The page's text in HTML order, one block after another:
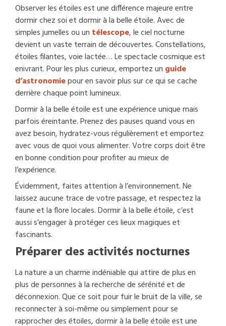
Observer les étoiles est une différence majeure entre
dormir chez soi et dormir à la belle étoile. Avec de
simples jumelles ou un télescope, le ciel nocturne
devient un vaste terrain de découvertes. Constellations,
étoiles filantes, voie lactée… Le spectacle cosmique est
enivrant. Pour les plus curieux, emportez un guide
d’astronomiepour en savoir plus sur ce qui se cache
derrière chaque point lumineux.
Dormir à la belle étoile est une expérience unique mais
parfois éreintante. Prenez des pauses quand vous en
avez besoin, hydratez-vous régulièrement et emportez
avec vous de quoi vous alimenter. Votre corps doit être
en bonne condition pour profiter au mieux de
l’expérience.
Évidemment, faites attention à l’environnement. Ne
laissez aucune trace de votre passage, et respectez la
faune et la flore locales. Dormir à la belle étoile, c’est
aussi s’engager à protéger ces lieux magiques et
fascinants.
Préparer des activités nocturnes
La nature a un charme indéniable qui attire de plus en
plus de personnes à la recherche de sérénité et de
déconnexion. Que ce soit pour fuir le bruit de la ville, se
reconnecter à soi-même ou simplement pour se
rapprocher des étoiles, dormir à la belle étoile est une